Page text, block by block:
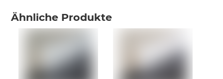
Ähnliche Produkte